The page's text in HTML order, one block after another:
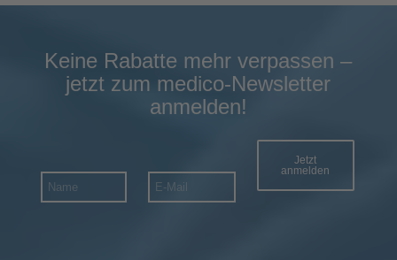
Keine Rabatte mehr verpassen –
jetzt zum medico-Newsletter
anmelden!
Jetzt
anmelden